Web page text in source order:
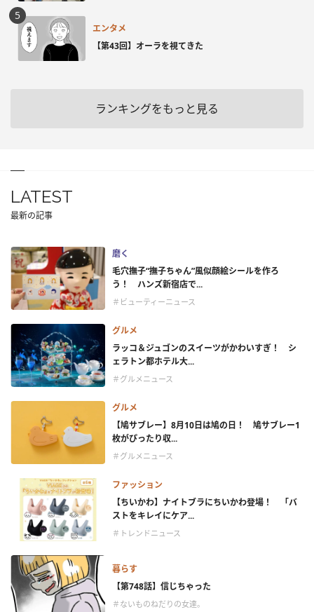
エンタメ
【第43回】オーラを視てきた
ランキングをもっと見る
LATEST
最新の記事
磨く
毛穴撫子“撫子ちゃん”風似顔絵シールを作ろ
う！ ハンズ新宿店で...
＃ビューティーニュース
グルメ
ラッコ＆ジュゴンのスイーツがかわいすぎ！ シ
ェラトン都ホテル大...
＃グルメニュース
グルメ
【鳩サブレー】8月10日は鳩の日！ 鳩サブレー1
枚がぴったり収...
＃グルメニュース
ファッション
【ちいかわ】ナイトブラにちいかわ登場！ 「バ
ストをキレイにケア...
＃トレンドニュース
暮らす
【第748話】信じちゃった
＃ないものねだりの女達。